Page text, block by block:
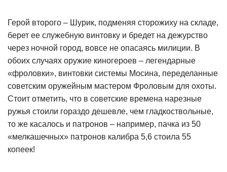
Герой второго – Шурик, подменяя сторожиху на складе,
берет ее служебную винтовку и бредет на дежурство
через ночной город, вовсе не опасаясь милиции. В
обоих случаях оружие киногероев – легендарные
«фроловки», винтовки системы Мосина, переделанные
советским оружейным мастером Фроловым для охоты.
Стоит отметить, что в советские времена нарезные
ружья стоили гораздо дешевле, чем гладкоствольные,
то же касалось и патронов – например, пачка из 50
«мелкашечных» патронов калибра 5,6 стоила 55
копеек!